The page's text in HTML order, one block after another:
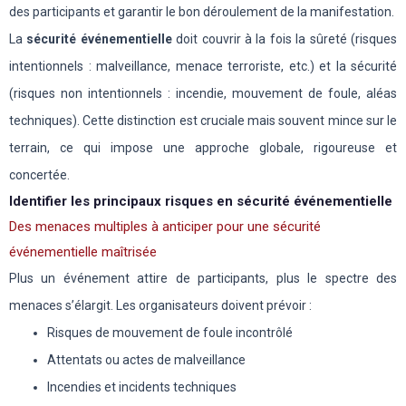
des participants et garantir le bon déroulement de la manifestation.
La sécurité événementielledoit couvrir à la fois la sûreté (risques
intentionnels : malveillance, menace terroriste, etc.) et la sécurité
(risques non intentionnels : incendie, mouvement de foule, aléas
techniques). Cette distinction est cruciale mais souvent mince sur le
terrain, ce qui impose une approche globale, rigoureuse et
concertée.
Identifier les principaux risques en sécurité événementielle
Des menaces multiples à anticiper pour une sécurité
événementielle maîtrisée
Plus un événement attire de participants, plus le spectre des
menaces s’élargit. Les organisateurs doivent prévoir :
Risques de mouvement de foule incontrôlé
Attentats ou actes de malveillance
Incendies et incidents techniques